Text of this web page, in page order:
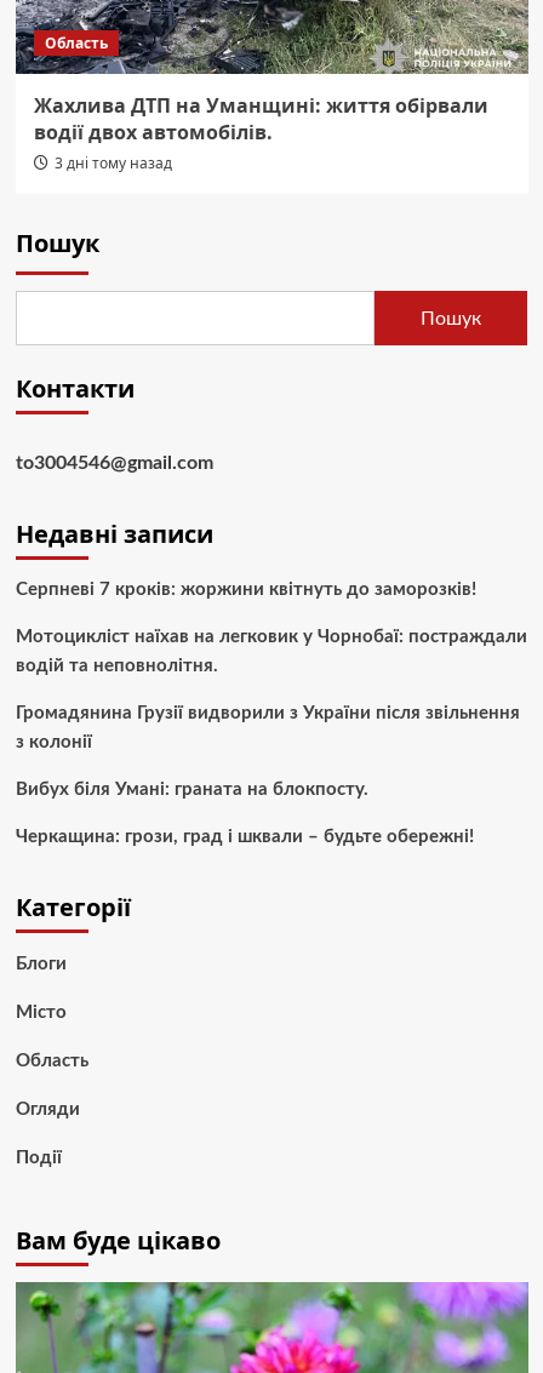
Область
Жахлива ДТП на Уманщині: життя обірвали
водії двох автомобілів.
3 дні тому назад
Пошук
Пошук
Контакти
to3004546@gmail.com
Недавні записи
Серпневі 7 кроків: жоржини квітнуть до заморозків!
Мотоцикліст наїхав на легковик у Чорнобаї: постраждали
водій та неповнолітня.
Громадянина Грузії видворили з України після звільнення
з колонії
Вибух біля Умані: граната на блокпосту.
Черкащина: грози, град і шквали – будьте обережні!
Категорії
Блоги
Місто
Область
Огляди
Події
Вам буде цікаво